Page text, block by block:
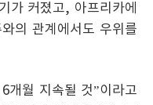
가 커졌고, 아프리카에
의 관계에서도 우위를
개월 지속될 것”이라고